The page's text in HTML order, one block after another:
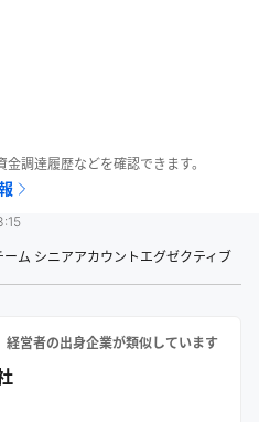
調達履歴などを確認できます。
ム シニアアカウントエグゼクティブ
営者の出身企業が類似しています